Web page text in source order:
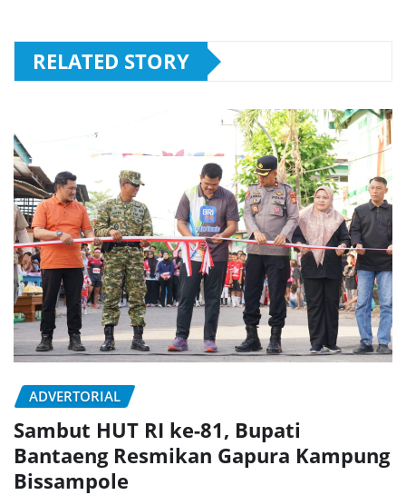
RELATED STORY
ADVERTORIAL
Sambut HUT RI ke-81, Bupati
Bantaeng Resmikan Gapura Kampung
Bissampole